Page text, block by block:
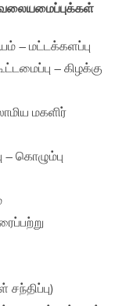
– மட்டக்களப்பு
– கிழக்கு
மகளிர்
கொழும்பு